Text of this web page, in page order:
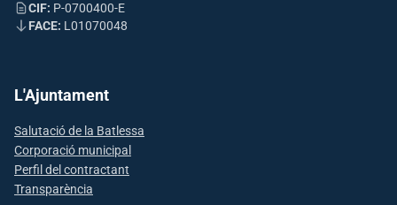
CIF: P-0700400-E
FACE: L01070048
L'Ajuntament
Salutació de la Batlessa
Corporació municipal
Perfil del contractant
Transparència